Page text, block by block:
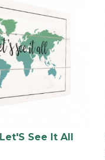
See It All